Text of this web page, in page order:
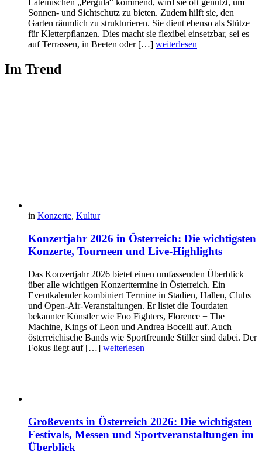
Sonnen- und Sichtschutz zu bieten. Zudem hilft sie, den
Garten räumlich zu strukturieren. Sie dient ebenso als Stütze
für Kletterpflanzen. Dies macht sie flexibel einsetzbar, sei es
auf Terrassen, in Beeten oder […] weiterlesen
Im Trend
in Konzerte, Kultur
Konzertjahr 2026 in Österreich: Die wichtigsten
Konzerte, Tourneen und Live-Highlights
Das Konzertjahr 2026 bietet einen umfassenden Überblick
über alle wichtigen Konzerttermine in Österreich. Ein
Eventkalender kombiniert Termine in Stadien, Hallen, Clubs
und Open-Air-Veranstaltungen. Er listet die Tourdaten
bekannter Künstler wie Foo Fighters, Florence + The
Machine, Kings of Leon und Andrea Bocelli auf. Auch
österreichische Bands wie Sportfreunde Stiller sind dabei. Der
Fokus liegt auf […] weiterlesen
Großevents in Österreich 2026: Die wichtigsten
Festivals, Messen und Sportveranstaltungen im
Überblick